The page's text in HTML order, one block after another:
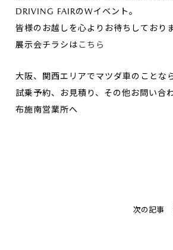
DRIVING FAIRのWイベント。
皆様のお越しを心よりお待ちしておりま
展示会チラシは こちら
大阪、関西エリアでマツダ車のことな
試乗予約、お見積り、その他お問い合
布施南営業所へ
次の記事